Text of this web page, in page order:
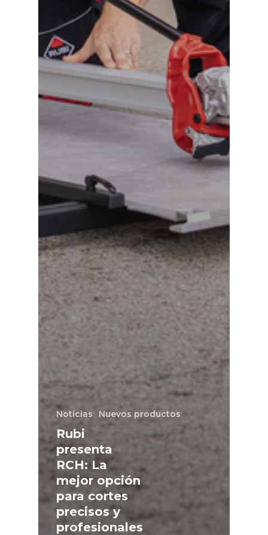
Noticias Nuevos productos
Rubi
presenta
RCH: La
mejor opción
para cortes
precisos y
profesionales